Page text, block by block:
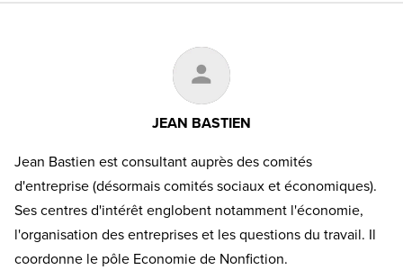
JEAN BASTIEN
Jean Bastien est consultant auprès des comités
d'entreprise (désormais comités sociaux et économiques).
Ses centres d'intérêt englobent notamment l'économie,
l'organisation des entreprises et les questions du travail. Il
coordonne le pôle Economie de Nonfiction.